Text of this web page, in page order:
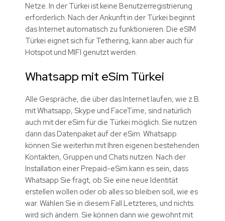
Netze. In der Türkei ist keine Benutzerregistrierung
erforderlich. Nach der Ankunft in der Türkei beginnt
das Internet automatisch zu funktionieren. Die eSIM
Türkei eignet sich für Tethering, kann aber auch für
Hotspot und MIFI genutzt werden.
Whatsapp mit eSim Türkei
Alle Gespräche, die über das Internet laufen, wie z.B.
mit Whatsapp, Skype und FaceTime, sind natürlich
auch mit der eSim für die Türkei möglich. Sie nutzen
dann das Datenpaket auf der eSim. Whatsapp
können Sie weiterhin mit Ihren eigenen bestehenden
Kontakten, Gruppen und Chats nutzen. Nach der
Installation einer Prepaid-eSim kann es sein, dass
Whatsapp Sie fragt, ob Sie eine neue Identität
erstellen wollen oder ob alles so bleiben soll, wie es
war. Wählen Sie in diesem Fall Letzteres, und nichts
wird sich ändern. Sie können dann wie gewohnt mit